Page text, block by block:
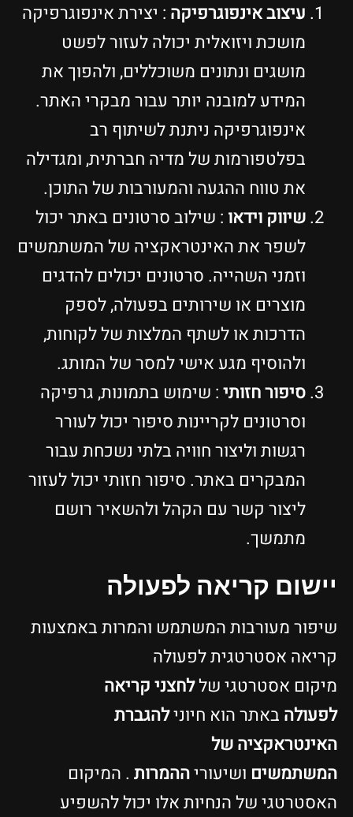
עיצוב אינפוגרפיקה : יצירת אינפוגרפיקה
מושכת ויזואלית יכולה לעזור לפשט
מושגים ונתונים משוכללים, ולהפוך את
המידע למובנה יותר עבור מבקרי האתר.
אינפוגרפיקה ניתנת לשיתוף רב
בפלטפורמות של מדיה חברתית, ומגדילה
את טווח ההגעה והמעורבות של התוכן.
שיווק וידאו : שילוב סרטונים באתר יכול
לשפר את האינטראקציה של המשתמשים
וזמני השהייה. סרטונים יכולים להדגים
מוצרים או שירותים בפעולה, לספק
הדרכות או לשתף המלצות של לקוחות,
ולהוסיף מגע אישי למסר של המותג.
סיפור חזותי: שימוש בתמונות, גרפיקה
וסרטונים לקריינות סיפור יכול לעורר
רגשות וליצור חוויה בלתי נשכחת עבור
המבקרים באתר. סיפור חזותי יכול לעזור
ליצור קשר עם הקהל ולהשאיר רושם
מתמשך.
יישום קריאה לפעולה
שיפור מעורבות המשתמש והמרות באמצעות
קריאה אסטרטגית לפעולה
מיקום אסטרטגי שללחצני קריאה
לפעולה באתר הוא חיונילהגברת
האינטראקציה של
המשתמשים ושיעוריההמרות . המיקום
האסטרטגי של הנחיות אלו יכול להשפיע